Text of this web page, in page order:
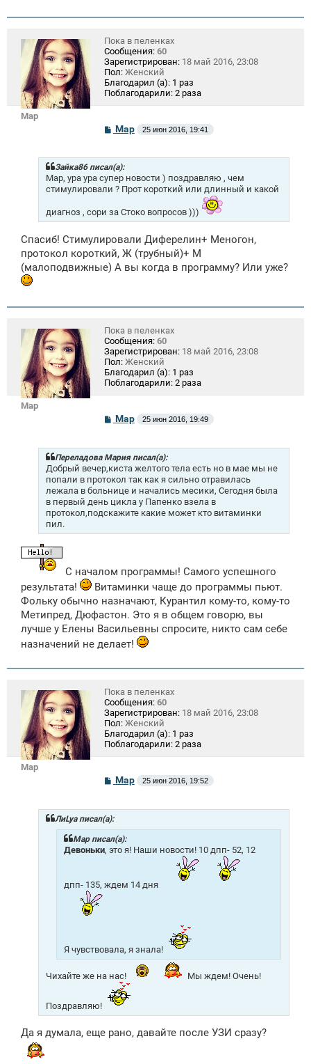
Mар
Пока в пеленках
Сообщения: 60
Зарегистрирован: 18 май 2016, 23:08
Пол: Женский
Благодарил (а): 1 раз
Поблагодарили: 2 раза
С
о
б
щ
е
н
и
Mар 25 июн 2016, 19:41
Зайка86 писал(а):
Мар, ура ура супер новости ) поздравляю , чем
стимулировали ? Прот короткий или длинный и какой
диагноз , сори за Стоко вопросов )))
Спасиб! Стимулировали Диферелин+ Меногон,
протокол короткий, Ж (трубный)+ М
(малоподвижные) А вы когда в программу? Или уже?
Mар
Пока в пеленках
Сообщения: 60
Зарегистрирован: 18 май 2016, 23:08
Пол: Женский
Благодарил (а): 1 раз
Поблагодарили: 2 раза
С
о
б
щ
е
н
и
е
Mар 25 июн 2016, 19:49
Переладова Мария писал(а):
Добрый вечер,киста желтого тела есть но в мае мы не
попали в протокол так как я сильно отравилась
лежала в больнице и начались месики, Сегодня была
в первый день цикла у Папенко взела в
протокол,подскажите какие может кто витаминки
пил.
С началом программы! Самого успешного
результата!
Витаминки чаще до программы пьют.
Фольку обычно назначают, Курантил кому-то, кому-то
Метипред, Дюфастон. Это я в общем говорю, вы
лучше у Елены Васильевны спросите, никто сам себе
назначений не делает!
Mар
Пока в пеленках
Сообщения: 60
Зарегистрирован: 18 май 2016, 23:08
Пол: Женский
Благодарил (а): 1 раз
Поблагодарили: 2 раза
С
б
щ
е
н
и
Mар 25 июн 2016, 19:52
ЛиLya писал(а):
Mар писал(а):
Девоньки, это я! Наши новости! 10 дпп- 52, 12
дпп- 135, ждем 14 дня
Я чувствовала, я знала!
Чихайте же на нас! Мы ждем! Очень!
Поздравляю!
Да я думала, еще рано, давайте после УЗИ сразу?